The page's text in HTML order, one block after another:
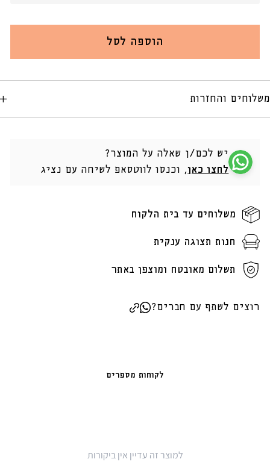
הוספה לסל
משלוחים והחזרות
יש לכם/ן שאלה על המוצר?
לחצו כאן, וכנסו לווטסאפ לשיחה עם נציג
משלוחים עד בית הלקוח
חנות תצוגה ענקית
תשלום מאובטח ומוצפן באתר
רוצים לשתף עם חברים?
לקוחות מספרים
למוצר זה עדיין אין ביקורות